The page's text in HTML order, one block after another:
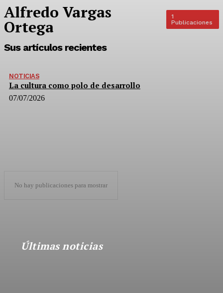
Alfredo Vargas
Ortega
1
Publicaciones
Sus artículos recientes
NOTICIAS
La cultura como polo de desarrollo
07/07/2026
No hay publicaciones para mostrar
Últimas noticias